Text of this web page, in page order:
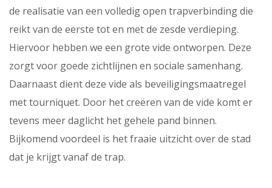
de realisatie van een volledig open trapverbinding die
reikt van de eerste tot en met de zesde verdieping.
Hiervoor hebben we een grote vide ontworpen. Deze
zorgt voor goede zichtlijnen en sociale samenhang.
Daarnaast dient deze vide als beveiligingsmaatregel
met tourniquet. Door het creëren van de vide komt er
tevens meer daglicht het gehele pand binnen.
Bijkomend voordeel is het fraaie uitzicht over de stad
dat je krijgt vanaf de trap.